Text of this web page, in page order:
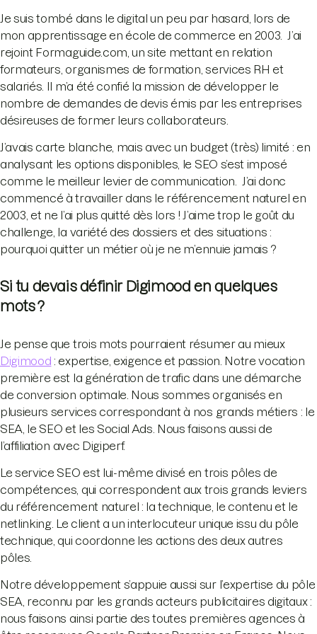
Je suis tombé dans le digital un peu par hasard, lors de
mon apprentissage en école de commerce en 2003. J’ai
rejoint Formaguide.com, un site mettant en relation
formateurs, organismes de formation, services RH et
salariés. Il m’a été confié la mission de développer le
nombre de demandes de devis émis par les entreprises
désireuses de former leurs collaborateurs.
J’avais carte blanche, mais avec un budget (très) limité : en
analysant les options disponibles, le SEO s’est imposé
comme le meilleur levier de communication. J’ai donc
commencé à travailler dans le référencement naturel en
2003, et ne l’ai plus quitté dès lors ! J’aime trop le goût du
challenge, la variété des dossiers et des situations :
pourquoi quitter un métier où je ne m’ennuie jamais ?
Si tu devais définir Digimood en quelques
mots ?
Je pense que trois mots pourraient résumer au mieux
Digimood : expertise, exigence et passion. Notre vocation
première est la génération de trafic dans une démarche
de conversion optimale. Nous sommes organisés en
plusieurs services correspondant à nos grands métiers : le
SEA, le SEO et les Social Ads. Nous faisons aussi de
l’affiliation avec Digiperf.
Le service SEO est lui-même divisé en trois pôles de
compétences, qui correspondent aux trois grands leviers
du référencement naturel : la technique, le contenu et le
netlinking. Le client a un interlocuteur unique issu du pôle
technique, qui coordonne les actions des deux autres
pôles.
Notre développement s’appuie aussi sur l’expertise du pôle
SEA, reconnu par les grands acteurs publicitaires digitaux :
nous faisons ainsi partie des toutes premières agences à